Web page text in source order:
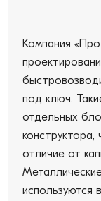
Компания
под ключ.
отдельных
отличие от
используются